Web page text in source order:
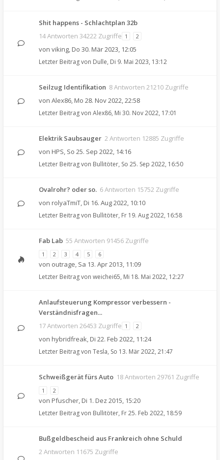
Shit happens - Schlachtplan 32b
14 Antworten 34222 Zugriffe 1 2
von viking, Do 30. Mär 2023, 12:05
Letzter Beitrag von Dulle, Di 9. Mai 2023, 13:12
Seilzug Identifikation 8 Antworten 21210 Zugriffe
von Alex86, Mo 28. Nov 2022, 22:58
Letzter Beitrag von Alex86, Mi 30. Nov 2022, 17:01
Elektrik Saubsauger 2 Antworten 12885 Zugriffe
von HPS, So 25. Sep 2022, 14:16
Letzter Beitrag von Bullitöter, So 25. Sep 2022, 16:50
Ovalrohr? oder so. 6 Antworten 15752 Zugriffe
von rolyaTmiT, Di 16. Aug 2022, 10:10
Letzter Beitrag von Bullitöter, Fr 19. Aug 2022, 16:58
Fab Lab 55 Antworten 91456 Zugriffe
1 2 3 4 5 6
von outrage, Sa 13. Apr 2013, 11:09
Letzter Beitrag von weichei65, Mi 18. Mai 2022, 12:27
Anlaufsteuerung Kompressor verbessern -
Verständnisfragen...
17 Antworten 26453 Zugriffe 1 2
von hybridfreak, Di 22. Feb 2022, 11:24
Letzter Beitrag von Tesla, So 13. Mär 2022, 21:47
Schweißgerät fürs Auto 18 Antworten 29761 Zugriffe
1 2
von Pfuscher, Di 1. Dez 2015, 15:20
Letzter Beitrag von Bullitöter, Fr 25. Feb 2022, 18:59
Bußgeldbescheid aus Frankreich ohne Schuld
2 Antworten 11675 Zugriffe